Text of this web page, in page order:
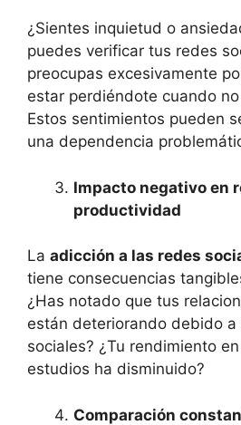
¿Sientes inquietud o
puedes verificar tus redes
preocupas excesivamente
estar perdiéndote cuando
Estos sentimientos pueden
una dependencia
Impacto negativo en
productividad
La adicción a las redes
tiene consecuencias
¿Has notado que tus
están deteriorando debido
sociales? ¿Tu rendimiento
estudios ha disminuido?
Comparación